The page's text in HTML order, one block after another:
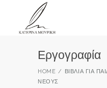
Εργογραφία
HOME
ΒΙΒΛΊΑ ΓΙΑ
ΝΈΟΥΣ